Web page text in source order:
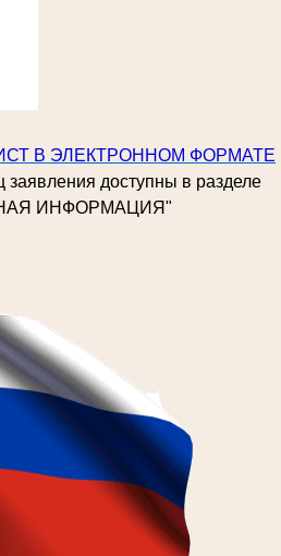
В ЭЛЕКТРОННОМ ФОРМАТЕ
доступны в разделе
ИНФОРМАЦИЯ"